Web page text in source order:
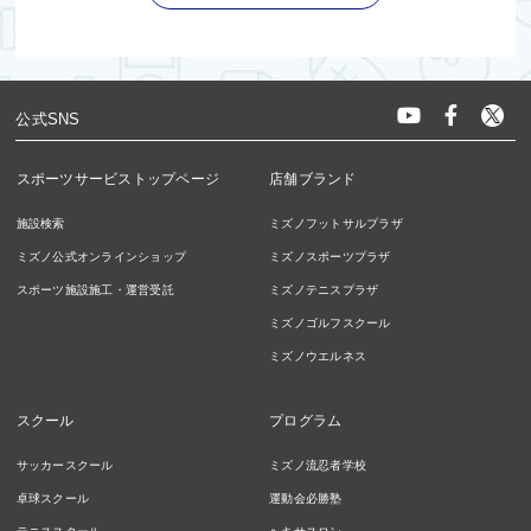
公式SNS
スポーツサービストップページ
施設検索
ミズノ公式オンラインショップ
スポーツ施設施工・運営受託
店舗ブランド
ミズノフットサルプラザ
ミズノスポーツプラザ
ミズノテニスプラザ
ミズノゴルフスクール
ミズノウエルネス
スクール
サッカースクール
卓球スクール
プログラム
ミズノ流忍者学校
運動会必勝塾